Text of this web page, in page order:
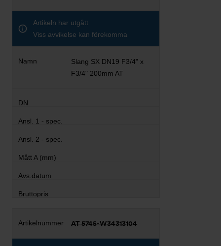
Artikeln har utgått
Viss avvikelse kan förekomma
Slang SX DN19 F3/4" x
F3/4" 200mm AT
AT 5745-W34313104